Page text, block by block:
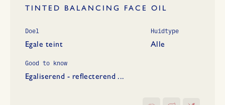
TINTED BALANCING FACE OIL
Doel
Egale teint
Huidtype
Alle
Good to know
Egaliserend - reflecterend ...